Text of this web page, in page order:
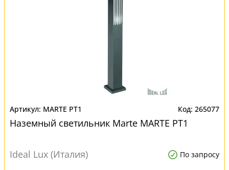
MARTE PT1 265077
Наземный светильник Marte MARTE PT1
Ideal Lux (Италия) По запросу